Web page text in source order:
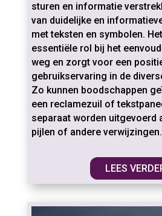
sturen en informatie
van duidelijke en
met teksten en symbolen.
essentiële rol bij het
weg en zorgt voor een
gebruikservaring in de
Zo kunnen boodschappen
een reclamezuil of
separaat worden uitgevoerd
pijlen of andere verwijzingen.
LEES